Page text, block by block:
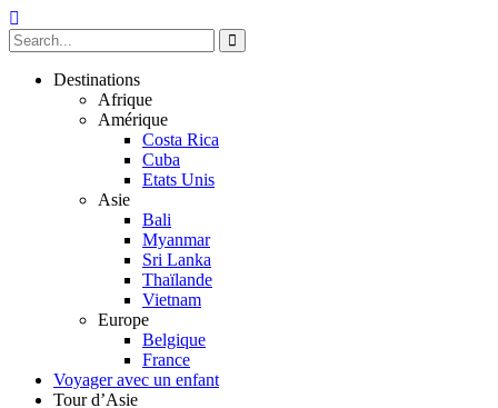
Destinations
Afrique
Amérique
Costa Rica
Cuba
Etats Unis
Asie
Bali
Myanmar
Sri Lanka
Thaïlande
Vietnam
Europe
Belgique
France
Voyager avec un enfant
Tour d’Asie